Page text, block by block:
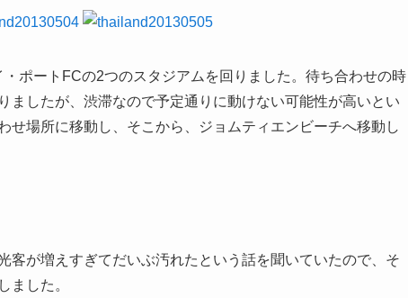
ポートFCの2つのスタジアムを回りました。待ち合わせの時
ましたが、渋滞なので予定通りに動けない可能性が高いとい
せ場所に移動し、そこから、ジョムティエンビーチへ移動し
客が増えすぎてだいぶ汚れたという話を聞いていたので、そ
ました。